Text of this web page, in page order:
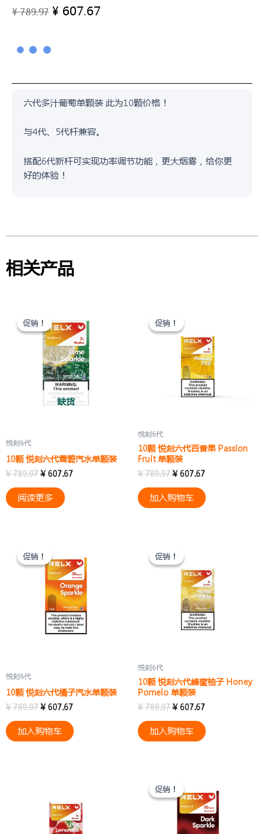
¥789.97 原
¥ 607.67
¥ 607.67。
六代多汁葡萄单颗装 此为10颗价格！
与4代、5代杆兼容。
搭配6代新杆可实现功率调节功能，更大烟雾，给你更
好的体验！
相关产品
促销！
缺货
促销！
悦刻6代
10颗 悦刻六代雪碧汽水单颗装
¥789.97
价
为：
¥ 789.97。
¥607.67
前
价
格
为：
¥ 607.67。
阅读更多
促销！
促销！
悦刻6代
10颗 悦刻六代百香果 Passion
Fruit 单颗装
¥789.97
价
为：
¥ 789.97。
¥607.67
格
为：
¥ 607.67。
加入购物车
促销！
促销！
悦刻6代
10颗 悦刻六代橘子汽水单颗装
¥789.97
价
为：
¥ 789.97。
¥607.67
价
格
为：
¥ 607.67。
加入购物车
促销！
促销！
悦刻6代
10颗 悦刻六代蜂蜜柚子 Honey
Pomelo 单颗装
¥789.97
价
为：
¥ 789.97。
¥607.67
格
为：
¥ 607.67。
加入购物车
促销！
促销！价
为：
¥ 789.97。
价
格
为：
¥ 607.67。